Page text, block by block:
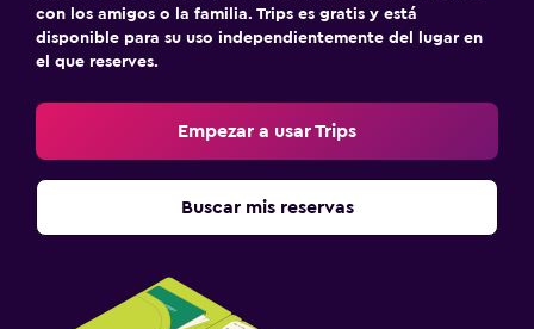
con los amigos o la familia. Trips es gratis y está
disponible para su uso independientemente del lugar en
el que reserves.
Empezar a usar Trips
Buscar mis reservas